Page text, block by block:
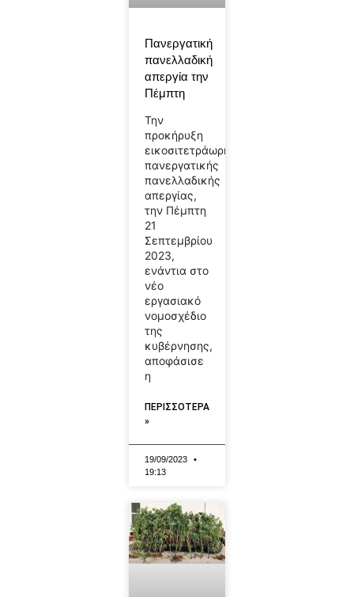
Πανεργατική
πανελλαδική
απεργία την
Πέμπτη
Την
προκήρυξη
εικοσιτετράωρης
πανεργατικής
πανελλαδικής
απεργίας,
την Πέμπτη
21
Σεπτεμβρίου
2023,
ενάντια στο
νέο
εργασιακό
νομοσχέδιο
της
κυβέρνησης,
αποφάσισε
η
ΠΕΡΙΣΣΟΤΕΡΑ
»
19/09/2023
19:13